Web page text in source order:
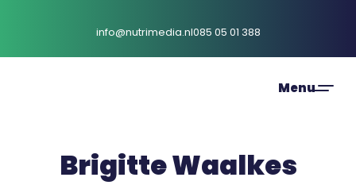
info@nutrimedia.nl085 05 01 388
Brigitte Waalkes